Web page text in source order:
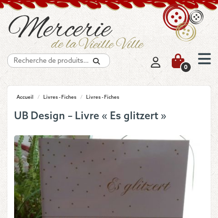
Recherche
0
Accueil / Livres - Fiches / Livres - Fiches
UB Design – Livre « Es glitzert »